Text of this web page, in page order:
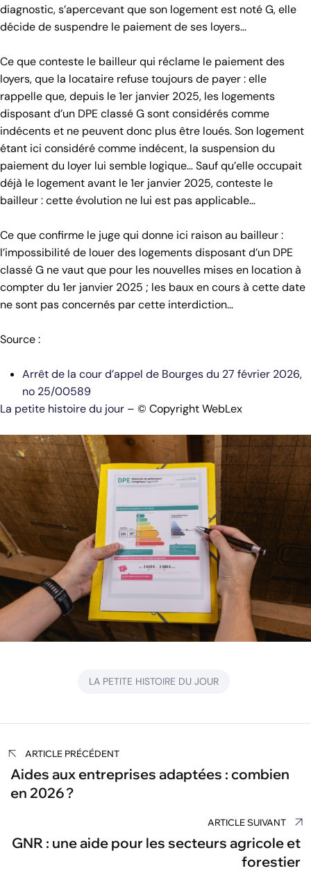
diagnostic, s’apercevant que son logement est noté G, elle
décide de suspendre le paiement de ses loyers…
Ce que conteste le bailleur qui réclame le paiement des
loyers, que la locataire refuse toujours de payer : elle
rappelle que, depuis le 1er janvier 2025, les logements
disposant d’un DPE classé G sont considérés comme
indécents et ne peuvent donc plus être loués. Son logement
étant ici considéré comme indécent, la suspension du
paiement du loyer lui semble logique… Sauf qu’elle occupait
déjà le logement avant le 1er janvier 2025, conteste le
bailleur : cette évolution ne lui est pas applicable…
Ce que confirme le juge qui donne ici raison au bailleur :
l’impossibilité de louer des logements disposant d’un DPE
classé G ne vaut que pour les nouvelles mises en location à
compter du 1er janvier 2025 ; les baux en cours à cette date
ne sont pas concernés par cette interdiction…
Source :
Arrêt de la cour d’appel de Bourges du 27 février 2026,
no 25/00589
La petite histoire du jour – © Copyright WebLex
LA PETITE HISTOIRE DU JOUR
Navigation
de
l’article
ARTICLE PRÉCÉDENT
Aides aux entreprises adaptées : combien
en 2026 ?
ARTICLE SUIVANT
GNR : une aide pour les secteurs agricole et
forestier